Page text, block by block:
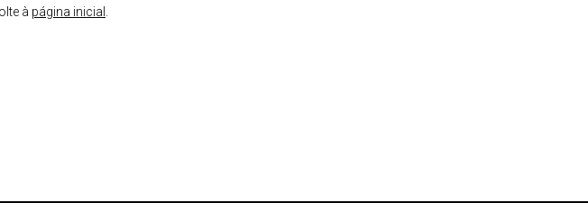
à página inicial